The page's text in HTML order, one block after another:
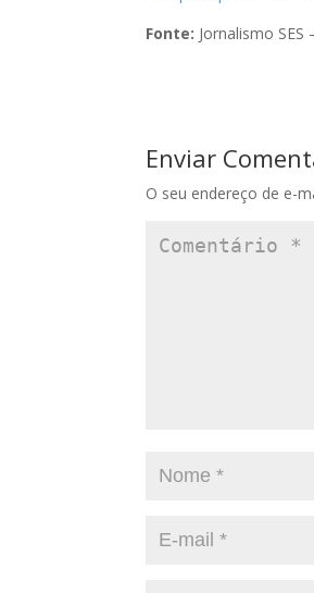
Fonte: Jornalismo
Enviar
O seu endereço de e-